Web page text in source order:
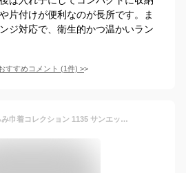
片付けが便利なのが長所です。ま
ジ対応で、衛生的かつ温かいラン
すすめコメント (1件) >
リラックマ ぬいぐるみ巾着コレクション 1135 サンエックス※全5種どれが出るかは届いてからのお楽しみ♪ BASIC RILAKKUMA Flower CA70801